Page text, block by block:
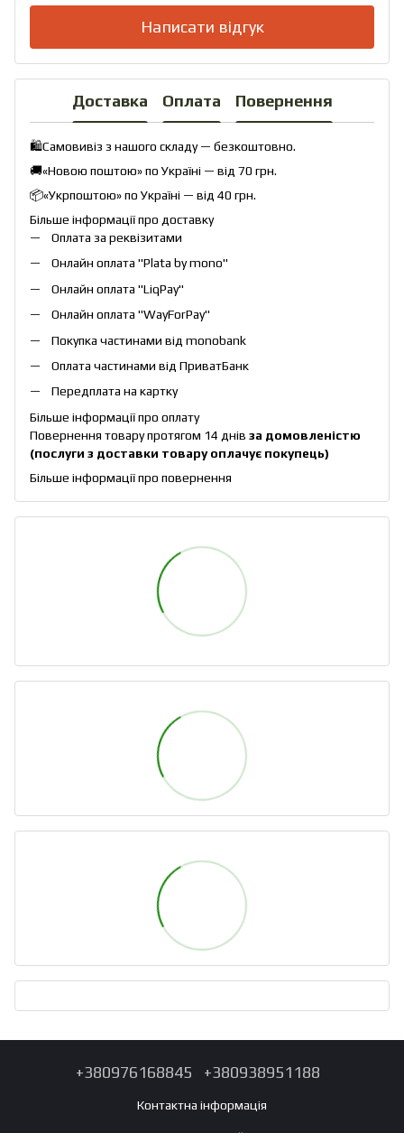
Написати відгук
Доставка Оплата Повернення
🛍️Самовивіз з нашого складу — безкоштовно.
🚚«Новою поштою» по Україні — від 70 грн.
📦«Укрпоштою» по Україні — від 40 грн.
Більше інформації про доставку
Оплата за реквізитами
Онлайн оплата "Plata by mono"
Онлайн оплата "LiqPay"
Онлайн оплата "WayForPay"
Покупка частинами від monobank
Оплата частинами від ПриватБанк
Передплата на картку
Більше інформації про оплату
Повернення товару протягом 14 днів за домовленістю
(послуги з доставки товару оплачує покупець)
Більше інформації про повернення
+380976168845 +380938951188
Контактна інформація